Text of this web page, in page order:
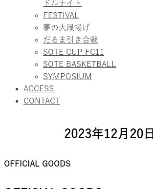
ドルナイト
FESTIVAL
夢の大凧揚げ
だるま引き合戦
SOTE CUP FC11
SOTE BASKETBALL
SYMPOSIUM
ACCESS
CONTACT
2023年12月20日
OFFICIAL GOODS